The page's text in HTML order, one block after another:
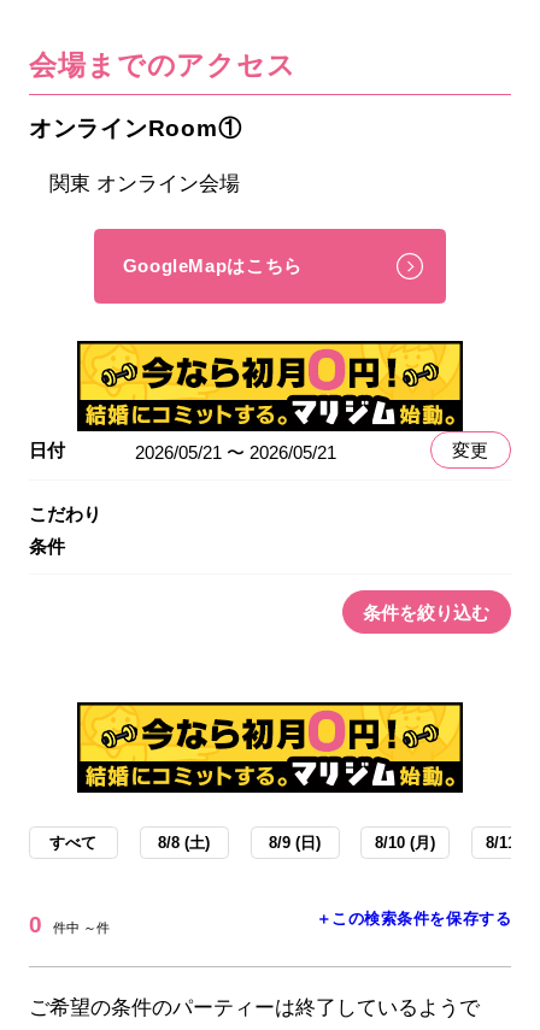
会場までのアクセス
オンラインRoom①
関東 オンライン会場
GoogleMapはこちら
日付 2026/05/21 〜 2026/05/21 変更
こだわり
条件
条件を絞り込む
すべて 8/8 (土) 8/9 (日) 8/10 (月) 8/11 (
0 件中 ～件 ＋この検索条件を保存する
ご希望の条件のパーティーは終了しているようで